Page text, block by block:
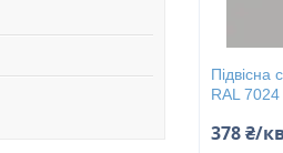
Підвісна
RAL 7024
378 ₴/